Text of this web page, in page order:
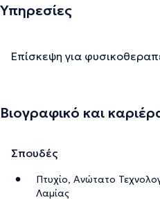
Υπηρεσίες
Επίσκεψη για
Βιογραφικό και
Σπουδές
Πτυχίο, Ανώτατο
Λαμίας